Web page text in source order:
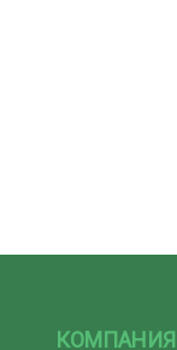
КОМПАНИЯ